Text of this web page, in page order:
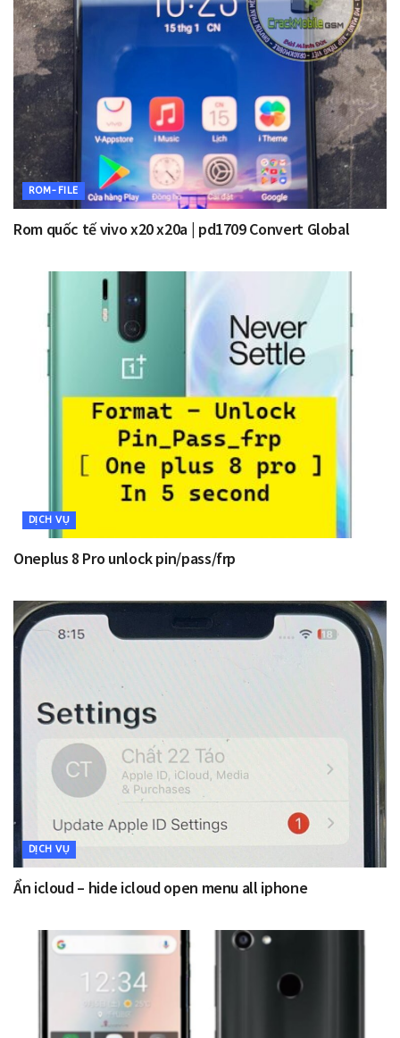
ROM-FILE
Rom quốc tế vivo x20 x20a | pd1709 Convert Global
DỊCH VỤ
Oneplus 8 Pro unlock pin/pass/frp
DỊCH VỤ
Ẩn icloud – hide icloud open menu all iphone